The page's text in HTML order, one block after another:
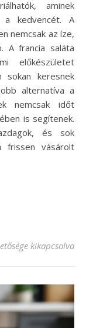
aminek
a kedvencét. A
nemcsak az íze,
A francia saláta
előkészületet
sokan keresnek
alternatíva a
nemcsak időt
is segítenek.
és sok
frissen vásárolt
Gyors és
kikapcsolva